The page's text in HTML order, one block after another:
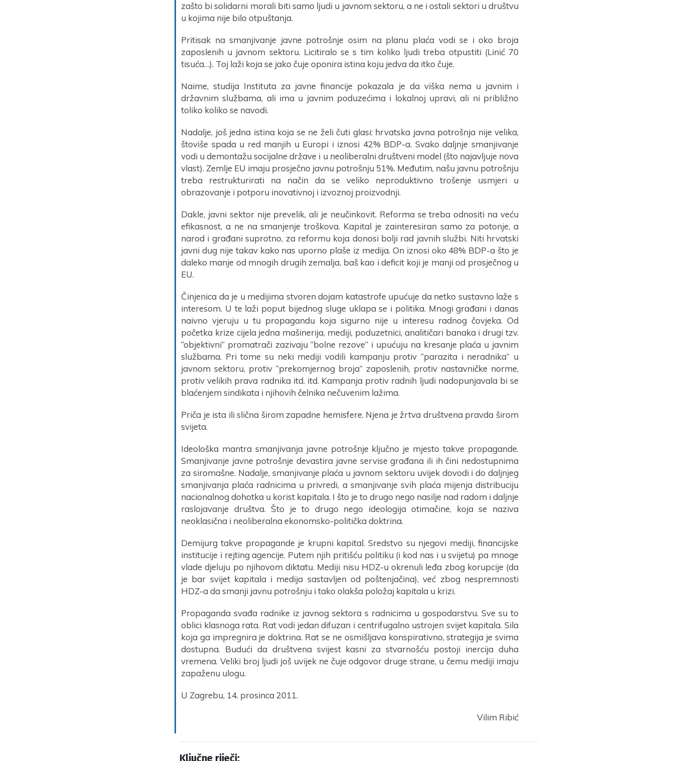
zašto bi solidarni morali biti samo ljudi u javnom sektoru, a ne i ostali sektori u društvu
u kojima nije bilo otpuštanja.
Pritisak na smanjivanje javne potrošnje osim na planu plaća vodi se i oko broja
zaposlenih u javnom sektoru. Licitiralo se s tim koliko ljudi treba otpustiti (Linić 70
tisuća…). Toj laži koja se jako čuje oponira istina koju jedva da itko čuje.
Naime, studija Instituta za javne financije pokazala je da viška nema u javnim i
državnim službama, ali ima u javnim poduzećima i lokalnoj upravi, ali ni približno
toliko koliko se navodi.
Nadalje, još jedna istina koja se ne želi čuti glasi: hrvatska javna potrošnja nije velika,
štoviše spada u red manjih u Europi i iznosi 42% BDP-a. Svako daljnje smanjivanje
vodi u demontažu socijalne države i u neoliberalni društveni model (što najavljuje nova
vlast). Zemlje EU imaju prosječno javnu potrošnju 51%. Međutim, našu javnu potrošnju
treba restrukturirati na način da se veliko neproduktivno trošenje usmjeri u
obrazovanje i potporu inovativnoj i izvoznoj proizvodnji.
Dakle, javni sektor nije prevelik, ali je neučinkovit. Reforma se treba odnositi na veću
efikasnost, a ne na smanjenje troškova. Kapital je zainteresiran samo za potonje, a
narod i građani suprotno, za reformu koja donosi bolji rad javnih službi. Niti hrvatski
javni dug nije takav kako nas uporno plaše iz medija. On iznosi oko 48% BDP-a što je
daleko manje od mnogih drugih zemalja, baš kao i deficit koji je manji od prosječnog u
EU.
Činjenica da je u medijima stvoren dojam katastrofe upućuje da netko sustavno laže s
interesom. U te laži poput bijednog sluge uklapa se i politika. Mnogi građani i danas
naivno vjeruju u tu propagandu koja sigurno nije u interesu radnog čovjeka. Od
početka krize cijela jedna mašinerija, mediji, poduzetnici, analitičari banaka i drugi tzv.
“objektivni“ promatrači zazivaju “bolne rezove” i upućuju na kresanje plaća u javnim
službama. Pri tome su neki mediji vodili kampanju protiv “parazita i neradnika” u
javnom sektoru, protiv “prekomjernog broja” zaposlenih, protiv nastavničke norme,
protiv velikih prava radnika itd. itd. Kampanja protiv radnih ljudi nadopunjavala bi se
blaćenjem sindikata i njihovih čelnika nečuvenim lažima.
Priča je ista ili slična širom zapadne hemisfere. Njena je žrtva društvena pravda širom
svijeta.
Ideološka mantra smanjivanja javne potrošnje ključno je mjesto takve propagande.
Smanjivanje javne potrošnje devastira javne servise građana ili ih čini nedostupnima
za siromašne. Nadalje, smanjivanje plaća u javnom sektoru uvijek dovodi i do daljnjeg
smanjivanja plaća radnicima u privredi, a smanjivanje svih plaća mijenja distribuciju
nacionalnog dohotka u korist kapitala. I što je to drugo nego nasilje nad radom i daljnje
raslojavanje društva. Što je to drugo nego ideologija otimačine, koja se naziva
neoklasična i neoliberalna ekonomsko-politička doktrina.
Demijurg takve propagande je krupni kapital. Sredstvo su njegovi mediji, financijske
institucije i rejting agencije. Putem njih pritišću politiku (i kod nas i u svijetu) pa mnoge
vlade djeluju po njihovom diktatu. Mediji nisu HDZ-u okrenuli leđa zbog korupcije (da
je bar svijet kapitala i medija sastavljen od poštenjačina), već zbog nespremnosti
HDZ-a da smanji javnu potrošnju i tako olakša položaj kapitala u krizi.
Propaganda svađa radnike iz javnog sektora s radnicima u gospodarstvu. Sve su to
oblici klasnoga rata. Rat vodi jedan difuzan i centrifugalno ustrojen svijet kapitala. Sila
koja ga impregnira je doktrina. Rat se ne osmišljava konspirativno, strategija je svima
dostupna. Budući da društvena svijest kasni za stvarnošću postoji inercija duha
vremena. Veliki broj ljudi još uvijek ne čuje odgovor druge strane, u čemu mediji imaju
zapaženu ulogu.
U Zagrebu, 14. prosinca 2011.
Vilim Ribić
Ključne riječi: